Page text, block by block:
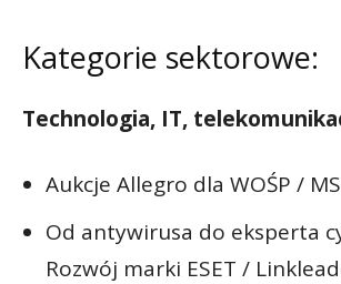
Kategorie sektorowe:
Technologia, IT,
Aukcje Allegro dla WOŚP /
Od antywirusa do eksperta
Rozwój marki ESET /